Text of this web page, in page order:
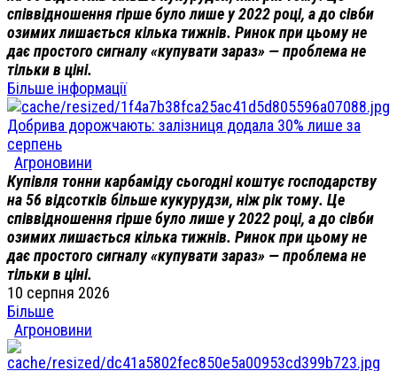
співвідношення гірше було лише у 2022 році, а до сівби
озимих лишається кілька тижнів. Ринок при цьому не
дає простого сигналу «купувати зараз» — проблема не
тільки в ціні.
Більше інформації
Добрива дорожчають: залізниця додала 30% лише за
серпень
Агроновини
Купівля тонни карбаміду сьогодні коштує господарству
на 56 відсотків більше кукурудзи, ніж рік тому. Це
співвідношення гірше було лише у 2022 році, а до сівби
озимих лишається кілька тижнів. Ринок при цьому не
дає простого сигналу «купувати зараз» — проблема не
тільки в ціні.
10 серпня 2026
Більше
Агроновини